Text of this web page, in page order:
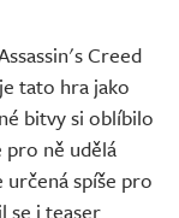
Creed
tato hra jako
bitvy si oblíbilo
pro ně udělá
spíše pro
se i teaser